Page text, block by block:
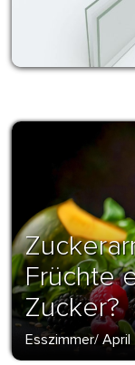
Früchte
Zucker?
Esszimmer/April